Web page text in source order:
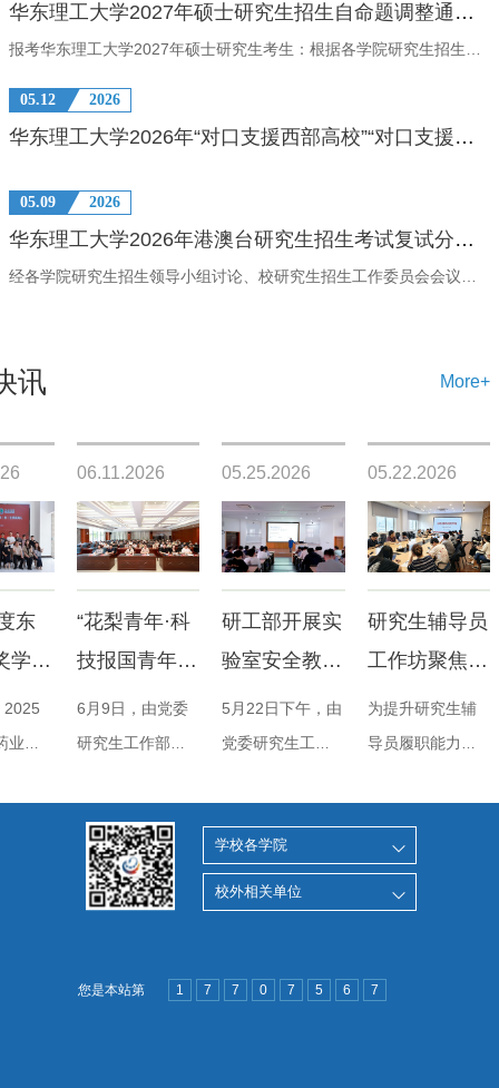
华东理工大学2027年硕士研究生招生自命题调整通知（持续更新中）
报考华东理工大学2027年硕士研究生考生：根据各学院研究生招生工作领导小组讨论决定，我校部分学院2027年硕士研究生招生考试自命题科目及报考信息有所调整，现公布如下（持续更新），未公布的暂不调整。特别说明：2027年考试信息均以今年9月公布的《华东理工大学2027年学术学位硕士研究生招生专业目录》，《华东理工大学2027年专业学位硕士研究生招生专业目录》及《2027年全国硕士研究生入学考试华东理工大学自命题科目（部分）考试大纲》为准。请及时关注华东理工大学研究生院网站(https://gschool.ecust.edu.cn/)最新信息。学院代码学院名称链接012社会与公共管理学院https://cpsa.ecust.edu.cn/2026/0520/c12411a190459/page.htm
05.12 2026
华东理工大学2026年“对口支援西部高校”“对口支援部省合建”博士专项研究生入围考生名单
05.09 2026
华东理工大学2026年港澳台研究生招生考试复试分数线
经各学院研究生招生领导小组讨论、校研究生招生工作委员会会议审议，我校2026年港澳台研究生招生考试复试分数线现已确定，详见附件。学院专业代码及名称总分社会与公共管理学院0303Z3法社会学90外国语学院055100翻译80
讯 More+
东
学
奖
2025
业奖
06.11.2026
“花梨青年·科
技报国青年
说”首期活动
举行
6月9日，由党委
研究生工作部主
技报国青年说”第
一期活动在奉贤
校区通海厅举
以“矢志工程报国·
05.25.2026
研工部开展实
验室安全教育
助力研究生筑
牢安全防线
5月22日下午，由
党委研究生工作
专题讲座在徐汇
校区研究生楼第
四多媒体教室举
装备处副处长、
05.22.2026
研究生辅导员
工作坊聚焦民
族团结和就业
资助
为提升研究生辅
导员履职能力，
日，党委研工部
生辅导员工作
研究生辅导员，
学校各学院
校外相关单位
您是本站第 1 7 7 0 7 5 6 7